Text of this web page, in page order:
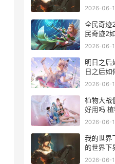
2026-06-
全民奇迹
民奇迹2
击力
2026-06-
明日之后
日之后如
2026-06-
植物大战
好用吗
文无限钻
2026-06-
我的世界
的世界下
2026-06-